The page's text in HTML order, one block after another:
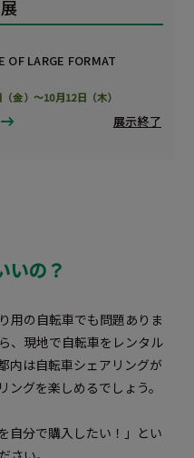
OF LARGE FORMAT
金）～10月12日（木）
展示終了
いの？
用の自転車でも問題ありま
、現地で自転車をレンタル
内は自転車シェアリングが
グを楽しめるでしょう。
自分で購入したい！」とい